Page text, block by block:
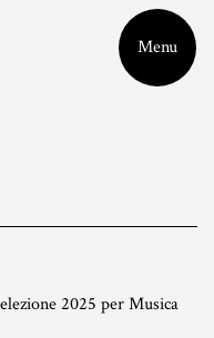
Menu
2025 per Musica